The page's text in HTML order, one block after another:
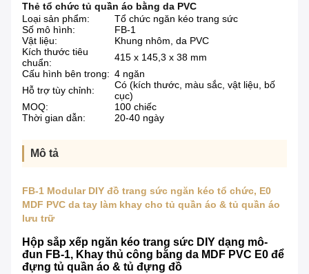
Thẻ tổ chức tủ quần áo bằng da PVC
Loại sản phẩm:
Tổ chức ngăn kéo trang sức
Số mô hình:
FB-1
Vật liệu:
Khung nhôm, da PVC
Kích thước tiêu
chuẩn:
415 x 145,3 x 38 mm
Cấu hình bên trong: 4 ngăn
Hỗ trợ tùy chỉnh:
Có (kích thước, màu sắc, vật liệu, bố
cục)
MOQ:
100 chiếc
Thời gian dẫn:
20-40 ngày
Mô tả
FB-1 Modular DIY đồ trang sức ngăn kéo tổ chức, E0
MDF PVC da tay làm khay cho tủ quần áo & tủ quần áo
lưu trữ
Hộp sắp xếp ngăn kéo trang sức DIY dạng mô-
đun FB-1, Khay thủ công bằng da MDF PVC E0 để
đựng tủ quần áo & tủ đựng đồ